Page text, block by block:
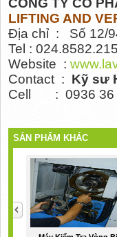
CÔNG TY CỔ
LIFTING AND
Địa chỉ : Số 12/
Tel :
Website :
Contact : Kỹ sư
Cell : 0936 36
SẢN PHẨM KHÁC